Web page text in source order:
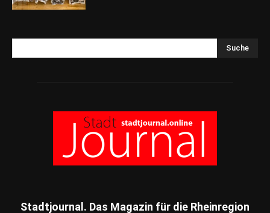
Suche
Stadtjournal. Das Magazin für die Rheinregion